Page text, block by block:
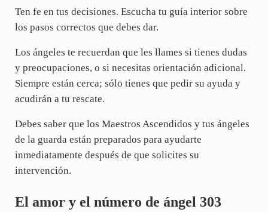
Ten fe en tus decisiones. Escucha tu guía interior sobre
los pasos correctos que debes dar.
Los ángeles te recuerdan que les llames si tienes dudas
y preocupaciones, o si necesitas orientación adicional.
Siempre están cerca; sólo tienes que pedir su ayuda y
acudirán a tu rescate.
Debes saber que los Maestros Ascendidos y tus ángeles
de la guarda están preparados para ayudarte
inmediatamente después de que solicites su
intervención.
El amor y el número de ángel 303